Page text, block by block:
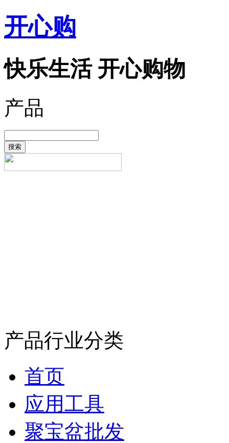
开心购
快乐生活 开心购物
产品
搜索
产品行业分类
首页
应用工具
聚宝盆批发